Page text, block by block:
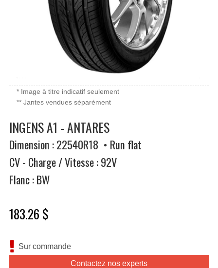
* Image à titre indicatif seulement
** Jantes vendues séparément
INGENS A1 - ANTARES
Dimension : 22540R18 • Run flat
CV - Charge / Vitesse : 92V
Flanc : BW
183.26 $
Sur commande
Contactez nos experts